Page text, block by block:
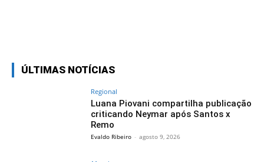
ÚLTIMAS NOTÍCIAS
Regional
Luana Piovani compartilha publicação
criticando Neymar após Santos x
Remo
Evaldo Ribeiro - agosto 9, 2026